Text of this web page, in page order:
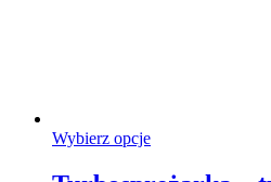
Wybierz opcjeTen